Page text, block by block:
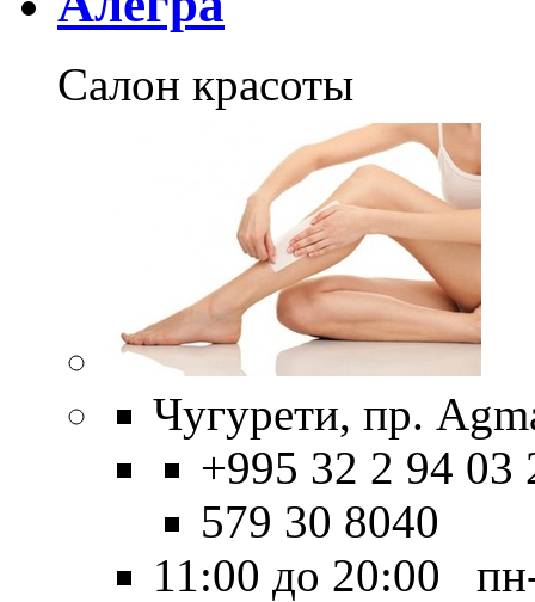
Салон красоты
Чугурети, пр.
+995 32 2 94 03
579 30 8040
11:00 до 20:00